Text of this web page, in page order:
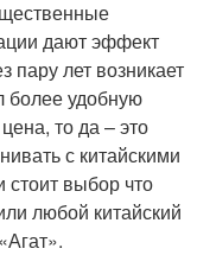
дают эффект
пару лет возникает
более удобную
то да – это
с китайскими
выбор что
любой китайский